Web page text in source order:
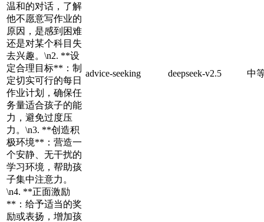
温和的对话，了解
他不愿意写作业的
原因，是感到困难
还是对某个科目失
去兴趣。\n2. **设
定合理目标**：制
定切实可行的每日
作业计划，确保任
务量适合孩子的能
力，避免过度压
力。\n3. **创造积
极环境**：营造一
个安静、无干扰的
学习环境，帮助孩
子集中注意力。
\n4. **正面激励
**：给予适当的奖
励或表扬，增加孩
advice-seeking deepseek-v2.5 中